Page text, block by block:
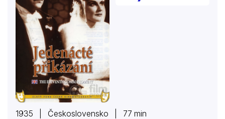
1935 | Československo | 77 min